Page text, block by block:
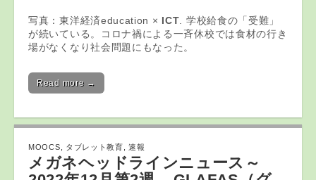
写真：東洋経済education × ICT . 学校給食の「受難」
が続いている。コロナ禍による一斉休校では食材の行き
場がなくなり社会問題にもなった。
Read more →
MOOCS タブレット教育 ,速報
メガネヘッドラインニュース～